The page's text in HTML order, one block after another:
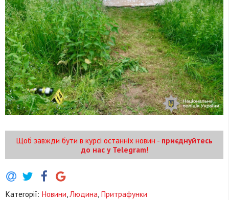
Щоб завжди бути в курсі останніх новин - приєднуйтесь
до нас у Telegram!
Категорії: Новини,Людина, Притрафунки